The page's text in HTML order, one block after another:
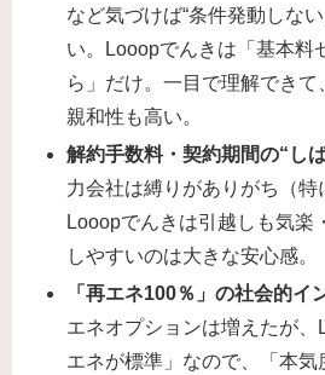
など気づけば“条件発動しな
い。Looopでんきは「基本料
ら」だけ。一目で理解でき
親和性も高い。
解約手数料・契約期間の“し
力会社は縛りがありがち（特
Looopでんきは引越しも気楽
しやすいのは大きな安心感。
「再エネ100％」の社会的イ
エネオプションは増えたが
エネが標準」なので、「本気